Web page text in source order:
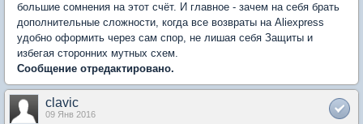
большие сомнения на этот счёт. И главное - зачем на себя брать
дополнительные сложности, когда все возвраты на Aliexpress
удобно оформить через сам спор, не лишая себя Защиты и
избегая сторонних мутных схем.
Сообщение отредактировано.
clavic
09 Янв 2016